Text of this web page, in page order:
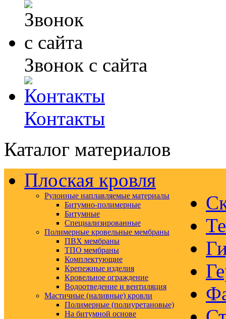
Звонок с сайта
Контакты
Каталог материалов
Плоская кровля
Рулонные наплавляемые материалы
Битумно-полимерные
Битумные
Специализированные
Полимерные кровельные мембраны
ПВХ мембраны
ТПО мембраны
Комплектующие
Крепежные изделия
Кровельное ограждение
Водоотведение и вентиляция
Мастичные (наливные) кровли
Полимерные (полиуретановые)
На битумной основе